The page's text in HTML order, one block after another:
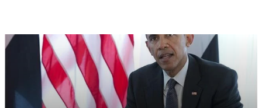
δεν έχει ακόμη επιβεβαιωθεί και ο κ. Παύλου
βρίσκεται στην Κεντρική Τράπεζα όπου αναμένεται να
ξεκαθαρίσει η παραμονή του ή όχι ...